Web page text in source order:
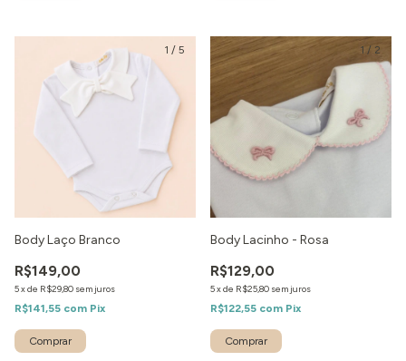
1 / 5
Body Laço Branco
R$149,00
5xde R$29,80 sem juros
R$141,55 com Pix
1 / 2
Body Lacinho - Rosa
R$129,00
5xde R$25,80 sem juros
R$122,55 com Pix